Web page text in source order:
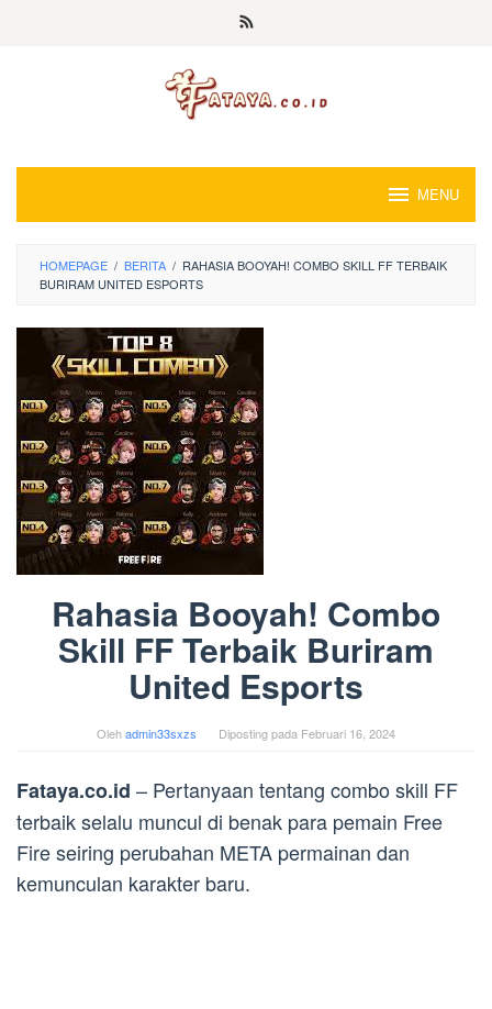
MENU
HOMEPAGE / BERITA / RAHASIA BOOYAH! COMBO SKILL FF TERBAIK
BURIRAM UNITED ESPORTS
Rahasia Booyah! Combo
Skill FF Terbaik Buriram
United Esports
Olehadmin33sxzs Diposting pada Februari 16, 2024
Fataya.co.id – Pertanyaan tentang combo skill FF
terbaik selalu muncul di benak para pemain Free
Fire seiring perubahan META permainan dan
kemunculan karakter baru.